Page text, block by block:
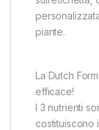
piante.
La Dutch
efficace!
I 3 nutrienti
costituiscono